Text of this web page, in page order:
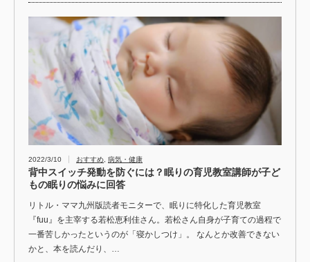
2022/3/10 おすすめ 病気・健康
背中スイッチ発動を防ぐには？眠りの育児教室講師が子ど
もの眠りの悩みに回答
リトル・ママ九州版読者モニターで、眠りに特化した育児教室
『fuu』を主宰する若松恵利佳さん。若松さん自身が子育ての過程で
一番苦しかったというのが「寝かしつけ」。 なんとか改善できない
かと、本を読んだり、…